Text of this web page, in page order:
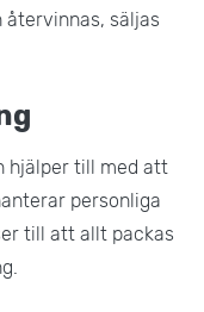
återvinnas, säljas
hjälper till med att
personliga
till att allt packas